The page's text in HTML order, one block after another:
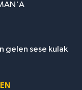
gelen sese kulak